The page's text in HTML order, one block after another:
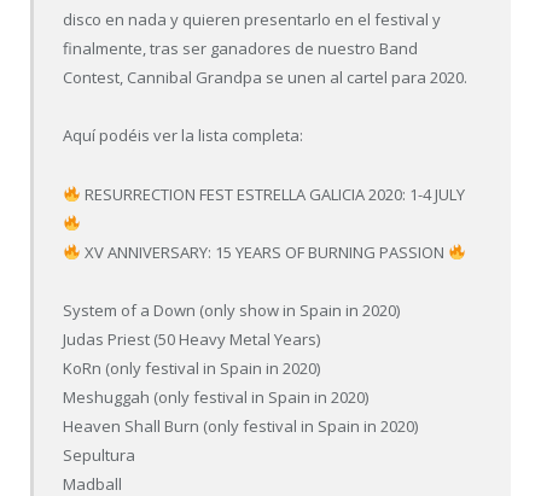
disco en nada y quieren presentarlo en el festival y
finalmente, tras ser ganadores de nuestro Band
Contest, Cannibal Grandpa se unen al cartel para 2020.
Aquí podéis ver la lista completa:
RESURRECTION FEST ESTRELLA GALICIA 2020: 1-4 JULY
XV ANNIVERSARY: 15 YEARS OF BURNING PASSION
System of a Down (only show in Spain in 2020)
Judas Priest (50 Heavy Metal Years)
KoRn (only festival in Spain in 2020)
Meshuggah (only festival in Spain in 2020)
Heaven Shall Burn (only festival in Spain in 2020)
Sepultura
Madball